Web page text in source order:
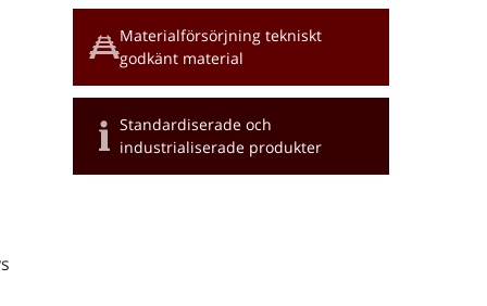
Materialförsörjning tekniskt
godkänt material
Standardiserade och
industrialiserade produkter